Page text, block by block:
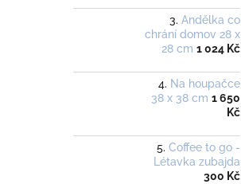
Andělka co
chrání domov 28 x
28 cm 1 024 Kč
Na houpačce
38 x 38 cm 1 650
Kč
Coffee to go -
Létavka zubajda
300 Kč